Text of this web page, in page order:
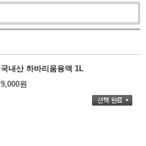
국내산 하바리움용액 1L
9,000원